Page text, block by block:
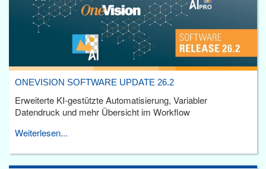
ONEVISION SOFTWARE UPDATE 26.2
Erweiterte KI-gestützte Automatisierung, Variabler
Datendruck und mehr Übersicht im Workflow
Weiterlesen...